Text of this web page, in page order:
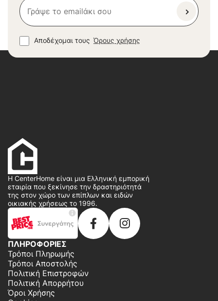
Αποδέχομαι τους Όρους χρήσης
Η CenterHome είναι μια Ελληνική εμπορική
εταιρία που ξεκίνησε την δραστηριότητά
της στον χώρο των επίπλων και ειδών
οικιακής χρήσεως το 1996.
ΠΛΗΡΟΦΟΡΙΕΣ
Τρόποι Πληρωμής
Τρόποι Αποστολής
Πολιτική Επιστροφών
Πολιτική Απορρήτου
Όροι Χρήσης